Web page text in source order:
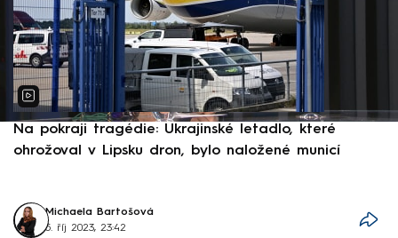
Na pokraji tragédie: Ukrajinské letadlo, které
ohrožoval v Lipsku dron, bylo naložené municí
Michaela Bartošová
5. říj 2023, 23:42